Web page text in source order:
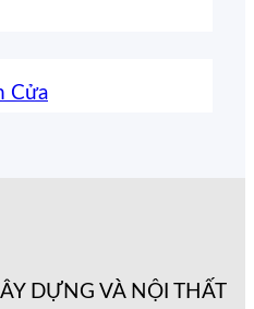
Cửa
DỰNG VÀ NỘI THẤT